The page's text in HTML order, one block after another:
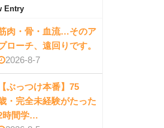
Entry
肉・骨・血流…そのア
ローチ、遠回りです。
2026-8-7
【ぶっつけ本番】75
・完全未経験がたった
時間学…